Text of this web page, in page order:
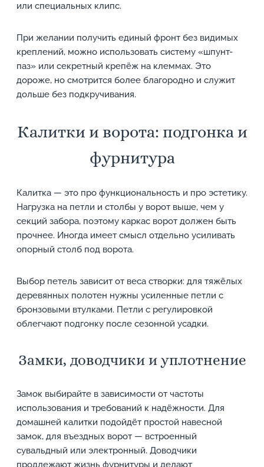
или специальных клипс.
При желании получить единый фронт без видимых
креплений, можно использовать систему «шпунт-
паз» или секретный крепёж на клеммах. Это
дороже, но смотрится более благородно и служит
дольше без подкручивания.
Калитки и ворота: подгонка и
фурнитура
Калитка — это про функциональность и про эстетику.
Нагрузка на петли и столбы у ворот выше, чем у
секций забора, поэтому каркас ворот должен быть
прочнее. Иногда имеет смысл отдельно усиливать
опорный столб под ворота.
Выбор петель зависит от веса створки: для тяжёлых
деревянных полотен нужны усиленные петли с
бронзовыми втулками. Петли с регулировкой
облегчают подгонку после сезонной усадки.
Замки, доводчики и уплотнение
Замок выбирайте в зависимости от частоты
использования и требований к надёжности. Для
домашней калитки подойдёт простой навесной
замок, для въездных ворот — встроенный
сувальдный или электронный. Доводчики
продлежают жизнь фурнитуры и делают